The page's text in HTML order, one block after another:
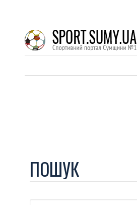
ПОШУК